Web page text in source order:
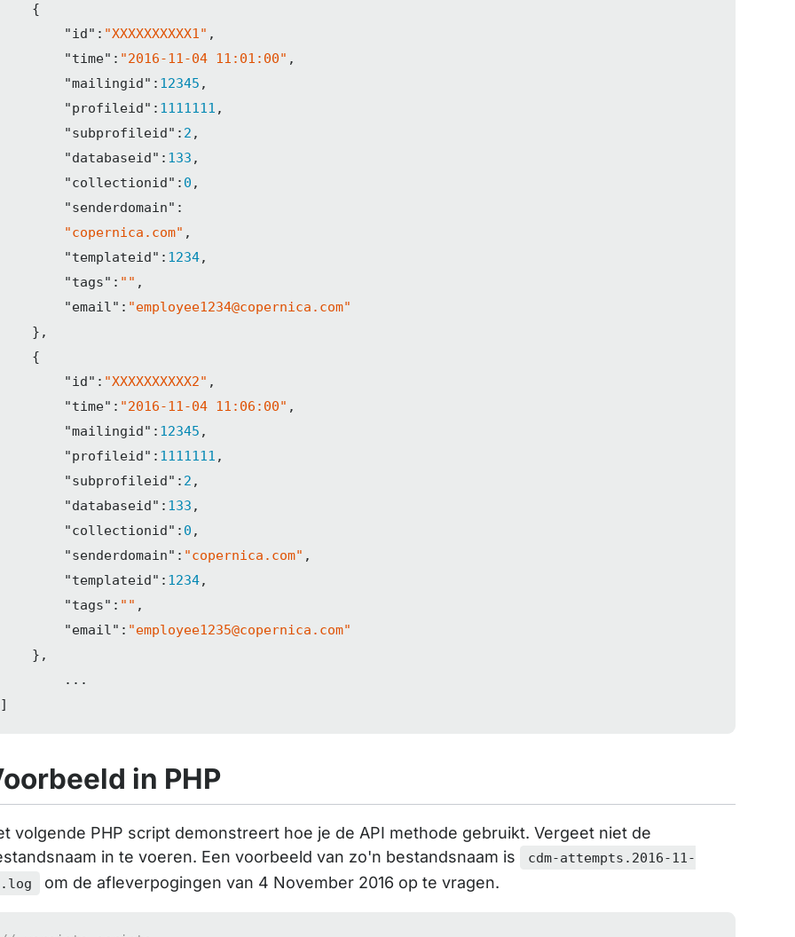
    {
"id" : "XXXXXXXXXX1" ,
"time" : "2016-11-04 11:01:00" ,
"mailingid" : 12345 ,
"profileid" : 1111111 ,
"subprofileid" : 2 ,
"databaseid" : 133 ,
"collectionid" : 0 ,
"senderdomain" :
"copernica.com" ,
"templateid" : 1234,
"tags" : "" ,
"email" : "employee1234@copernica.com"
    },
    {
"id" : "XXXXXXXXXX2" ,
"time" : "2016-11-04 11:06:00" ,
"mailingid" : 12345 ,
"profileid" : 1111111 ,
"subprofileid" : 2 ,
"databaseid" : 133 ,
"collectionid" : 0 ,
"senderdomain" : "copernica.com" ,
"templateid" : 1234,
"tags" : "" ,
"email" : "employee1235@copernica.com"
    },
        ...
]
in PHP
volgende PHP script demonstreert hoe je de API methode gebruikt. Vergeet niet de
in te voeren. Een voorbeeld van zo'n bestandsnaam is
cdm-attempts.2016-11-
om de afleverpogingen van 4 November 2016 op te vragen.